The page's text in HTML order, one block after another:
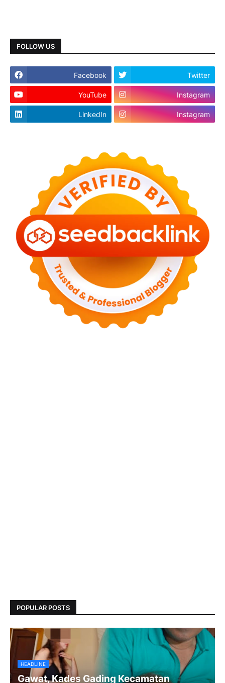
FOLLOW US
Facebook Twitter
YouTube Instagram
LinkedIn Instagram
POPULAR POSTS
HEADLINE
Gawat, Kades Gading Kecamatan